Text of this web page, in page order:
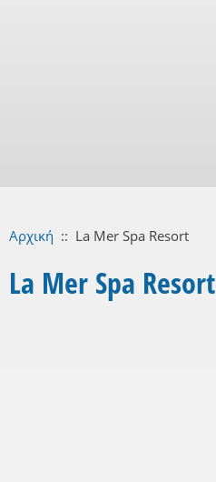
Αρχική :: La Mer Spa Resort
La Mer Spa Resort